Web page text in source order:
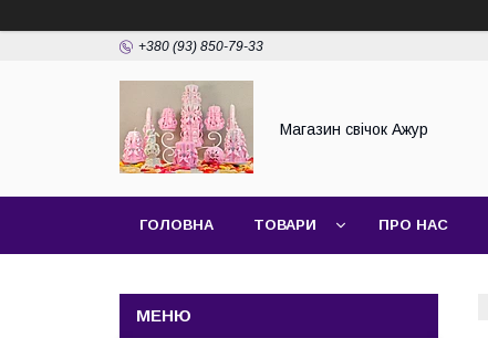
+380 (93) 850-79-33
Магазин свічок Ажур
ГОЛОВНА ТОВАРИ ПРО НАС